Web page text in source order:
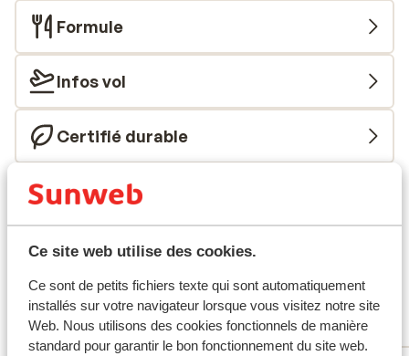
Ce site web utilise des cookies.
Ce sont de petits fichiers texte qui sont automatiquement
installés sur votre navigateur lorsque vous visitez notre site
Web. Nous utilisons des cookies fonctionnels de manière
standard pour garantir le bon fonctionnement du site web.
Formule
Infos vol
Certifié durable
Ce sont des avis clients 100 % authentiques qui
reflètent fidèlement leur expérience avec notre
produit.En savoir plus sur les avis
8.8 Excellent
39 avis
Réservé principalement par couples